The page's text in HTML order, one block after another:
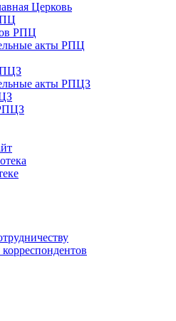
Церковь
РПЦ
акты РПЦ
акты РПЦЗ